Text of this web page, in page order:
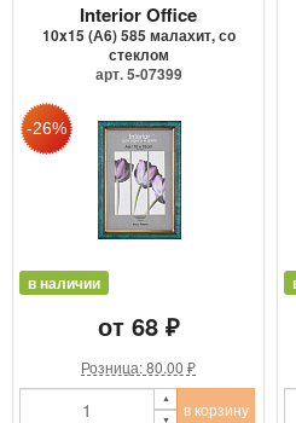
Interior Office
10x15 (А6) 585 малахит, со
стеклом
арт. 5-07399
в наличии
от 68 ₽
Розница: 80.00 ₽
в корзину